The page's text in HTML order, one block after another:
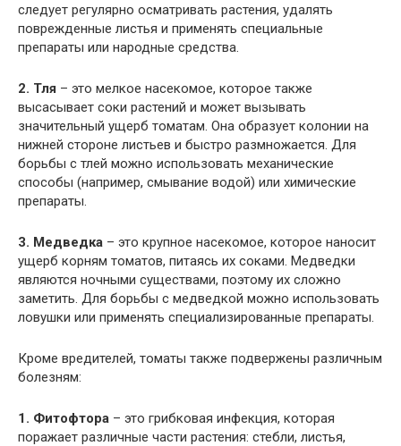
следует регулярно осматривать растения, удалять
поврежденные листья и применять специальные
препараты или народные средства.
2. Тля – это мелкое насекомое, которое также
высасывает соки растений и может вызывать
значительный ущерб томатам. Она образует колонии на
нижней стороне листьев и быстро размножается. Для
борьбы с тлей можно использовать механические
способы (например, смывание водой) или химические
препараты.
3. Медведка – это крупное насекомое, которое наносит
ущерб корням томатов, питаясь их соками. Медведки
являются ночными существами, поэтому их сложно
заметить. Для борьбы с медведкой можно использовать
ловушки или применять специализированные препараты.
Кроме вредителей, томаты также подвержены различным
болезням:
1. Фитофтора – это грибковая инфекция, которая
поражает различные части растения: стебли, листья,